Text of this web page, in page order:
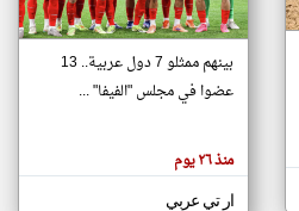
تغيير الدولة
اخبار جزر القمر على مدار الساعة
أهم اخبار جزر القمر العاجلة والمباشرة
بينهم ممثلو 7 دول عربية.. 13
عضوا في مجلس "الفيفا" ...
منذ ٢٦ يوم
ار تي عربي
klyoum.com